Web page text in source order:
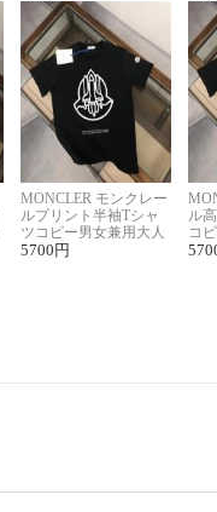
MONCLER モンクレー
ルプリント半袖Tシャ
ツコピー男女兼用大人
可愛い春夏コーデ
5700 円
ル
コ
ィ